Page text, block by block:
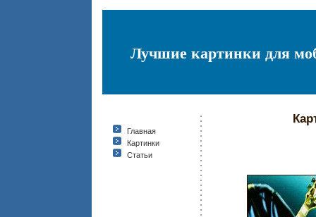
Лучшие картинки для
Главная
Картинки
Статьи